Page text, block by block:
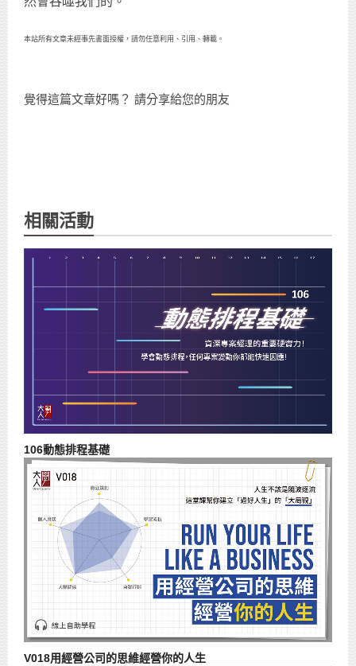
本站所有文章未經事先書面授權，請勿任意利用、引用、轉載。
覺得這篇文章好嗎？ 請分享給您的朋友
相關活動
106動態排程基礎
V018用經營公司的思維經營你的人生